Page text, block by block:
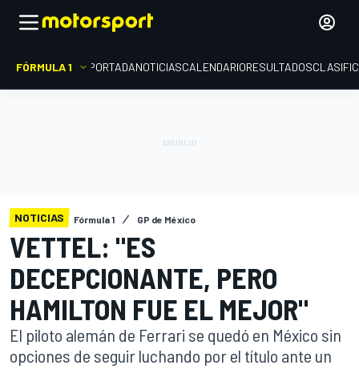
FÓRMULA 1 PORTADANOTICIASCALENDARIORESULTADOS
NOTICIAS Fórmula 1 GP de México
VETTEL: "ES
DECEPCIONANTE, PERO
HAMILTON FUE EL MEJOR"
El piloto alemán de Ferrari se quedó en México sin
opciones de seguir luchando por el título ante un